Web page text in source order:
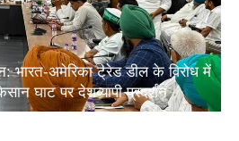
भारत-अमेरिका ट्रेड डील के विरोध में
घाट पर देशव्यापी प्रदर्शन